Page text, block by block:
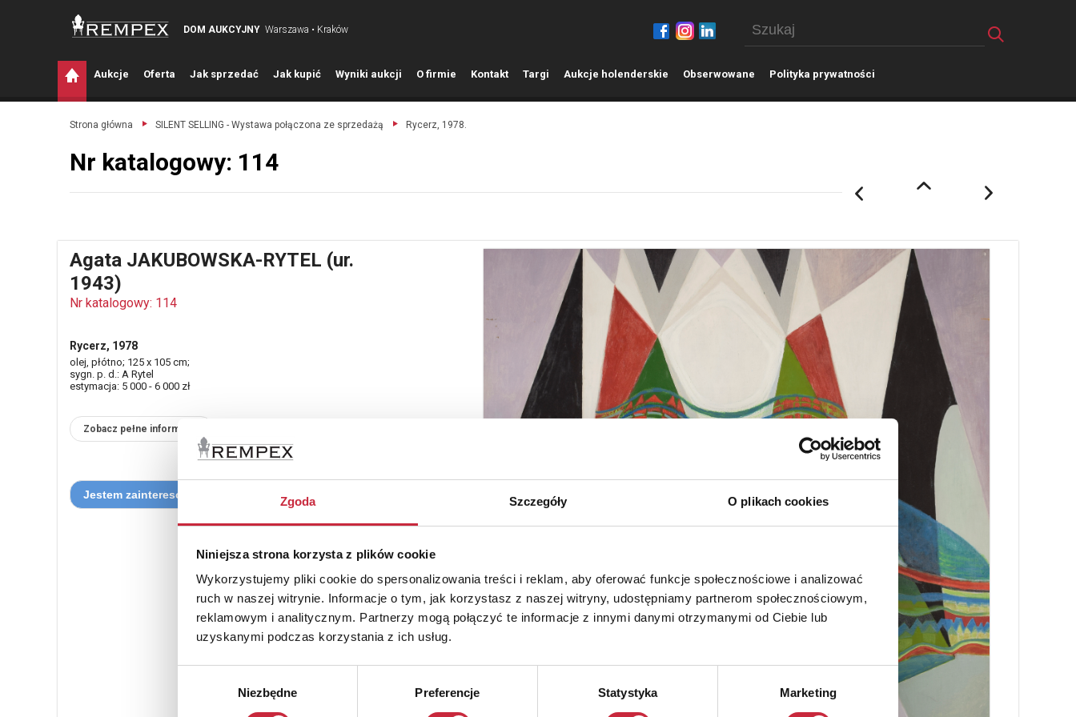
Zgoda Szczegóły O plikach cookies
Niniejsza strona korzysta z plików cookie
Wykorzystujemy pliki cookie do spersonalizowania treści i reklam, aby oferować funkcje społecznościowe i analizować
ruch w naszej witrynie. Informacje o tym, jak korzystasz z naszej witryny, udostępniamy partnerom społecznościowym,
reklamowym i analitycznym. Partnerzy mogą połączyć te informacje z innymi danymi otrzymanymi od Ciebie lub
uzyskanymi podczas korzystania z ich usług.
Niezbędne Preferencje Statystyka Marketing
DOM AUKCYJNY Warszawa • Kraków
Aukcje Oferta Jak sprzedać Jak kupić Wyniki aukcji O firmie Kontakt Targi Aukcje holenderskie Obserwowane Polityka prywatności
Strona główna SILENT SELLING - Wystawa połączona ze sprzedażą Rycerz, 1978.
Nr katalogowy: 114
Agata JAKUBOWSKA-RYTEL (ur.
1943)
Nr katalogowy: 114
Rycerz, 1978
olej, płótno; 125 x 105 cm;
sygn. p. d.: A Rytel
estymacja: 5 000 - 6 000 zł
Zobacz pełne informacje